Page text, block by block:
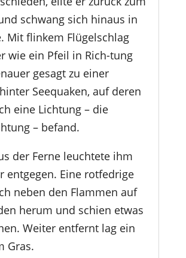
schwang sich hinaus in
Mit flinkem Flügelschlag
wie ein Pfeil in Rich-tung
gesagt zu einer
Seequaken, auf deren
eine Lichtung – die
– befand.
der Ferne leuchtete ihm
entgegen. Eine rotfedrige
neben den Flammen auf
herum und schien etwas
Weiter entfernt lag ein
Gras.